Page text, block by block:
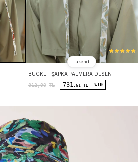
Tükendi
BUCKET ŞAPKA PALMERA DESEN
812,90 TL 731 ,61 TL %10